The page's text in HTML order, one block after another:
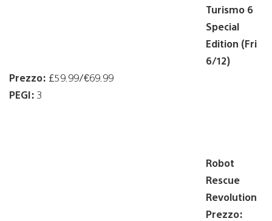
Turismo 6
Special
Edition (Fri
6/12)
Prezzo: £59.99/€69.99
PEGI: 3
Robot
Rescue
Revolution
Prezzo: